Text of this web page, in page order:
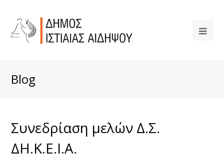
Blog
Συνεδρίαση μελών Δ.Σ.
ΔΗ.Κ.Ε.Ι.Α.